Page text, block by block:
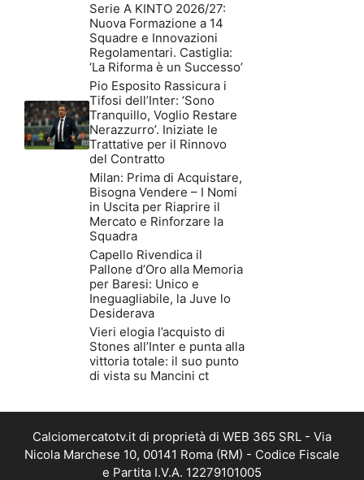
Serie A KINTO 2026/27:
Nuova Formazione a 14
Squadre e Innovazioni
Regolamentari. Castiglia:
‘La Riforma è un Successo’
Pio Esposito Rassicura i
Tifosi dell’Inter: ‘Sono
Tranquillo, Voglio Restare
Nerazzurro’. Iniziate le
Trattative per il Rinnovo
del Contratto
Milan: Prima di Acquistare,
Bisogna Vendere – I Nomi
in Uscita per Riaprire il
Mercato e Rinforzare la
Squadra
Capello Rivendica il
Pallone d’Oro alla Memoria
per Baresi: Unico e
Ineguagliabile, la Juve lo
Desiderava
Vieri elogia l’acquisto di
Stones all’Inter e punta alla
vittoria totale: il suo punto
di vista su Mancini ct
Calciomercatotv.it di proprietà di WEB 365 SRL - Via
Nicola Marchese 10, 00141 Roma (RM) - Codice Fiscale
e Partita I.V.A. 12279101005